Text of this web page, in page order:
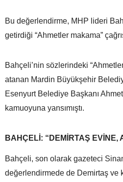
Bu değerlendirme, MHP lideri
getirdiği “Ahmetler makama”
Bahçeli’nin sözlerindeki
atanan Mardin Büyükşehir
Esenyurt Belediye Başkanı
kamuoyuna yansımıştı.
BAHÇELİ: “DEMİRTAŞ EVİNE,
Bahçeli, son olarak gazeteci
değerlendirmede de Demirtaş ve